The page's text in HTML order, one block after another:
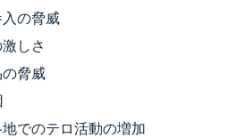
入の脅威
しさ
の脅威
地でのテロ活動の増加